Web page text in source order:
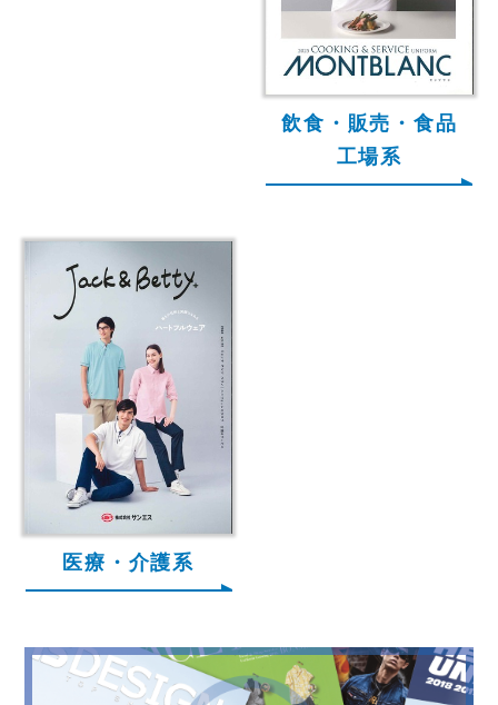
飲食・販売・食品
工場系
医療・介護系